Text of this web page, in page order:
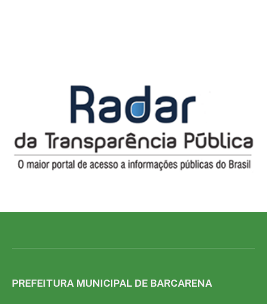
PREFEITURA MUNICIPAL DE BARCARENA